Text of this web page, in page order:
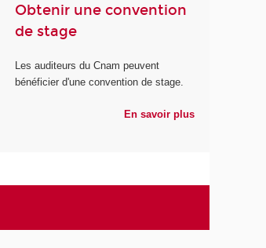
Obtenir une convention
de stage
Les auditeurs du Cnam peuvent
bénéficier d'une convention de stage.
En savoir plus